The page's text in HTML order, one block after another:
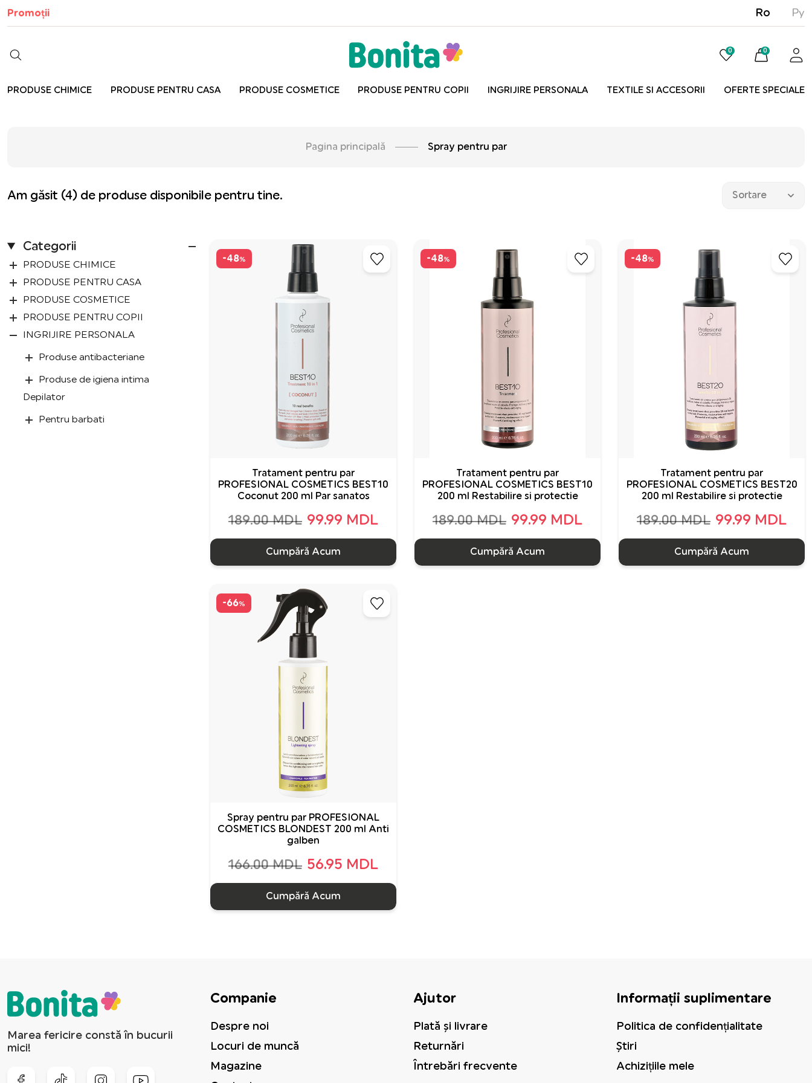
Promoții Ro Ру
0 0
PRODUSE CHIMICE PRODUSE PENTRU CASA PRODUSE COSMETICE PRODUSE PENTRU COPII INGRIJIRE PERSONALA TEXTILE SI ACCESORII OFERTE SPECIALE
Pagina principală Spray pentru par
Am găsit (4) de produse disponibile pentru tine.
Categorii
PRODUSE CHIMICE
PRODUSE PENTRU CASA
PRODUSE COSMETICE
PRODUSE PENTRU COPII
INGRIJIRE PERSONALA
Produse antibacteriane
Produse de igiena intima
Depilator
Pentru barbati
-48%
Tratament pentru par
PROFESIONAL COSMETICS BEST10
Coconut 200 ml Par sanatos
189.00 MDL 99.99 MDL
Cumpără Acum
-48%
Tratament pentru par
PROFESIONAL COSMETICS BEST10
200 ml Restabilire si protectie
189.00 MDL 99.99 MDL
Cumpără Acum
-48%
Tratament pentru par
PROFESIONAL COSMETICS BEST20
200 ml Restabilire si protectie
189.00 MDL 99.99 MDL
Cumpără Acum
-66%
Spray pentru par PROFESIONAL
COSMETICS BLONDEST 200 ml Anti
galben
166.00 MDL 56.95 MDL
Cumpără Acum
Marea fericire constă în bucurii
mici!
Companie
Despre noi
Locuri de muncă
Magazine
Ajutor
Plată și livrare
Returnări
Întrebări frecvente
Informații suplimentare
Politica de confidențialitate
Știri
Achizițiile mele